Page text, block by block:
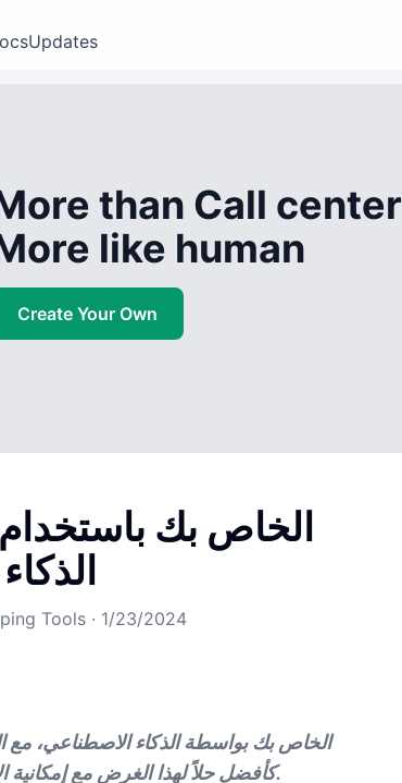
Updates
than Call center
like human
Create Your Own
Tools· 1/23/2024
منصة AutoDS كأفضل حلاً لهذا الغرض مع إمكانية الاشتراك بتجربة دولار واحد لمدة أسبوعين.